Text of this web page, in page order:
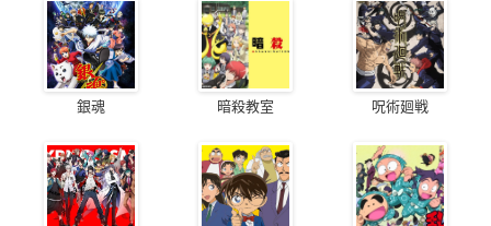
銀魂 暗殺教室 呪術廻戦